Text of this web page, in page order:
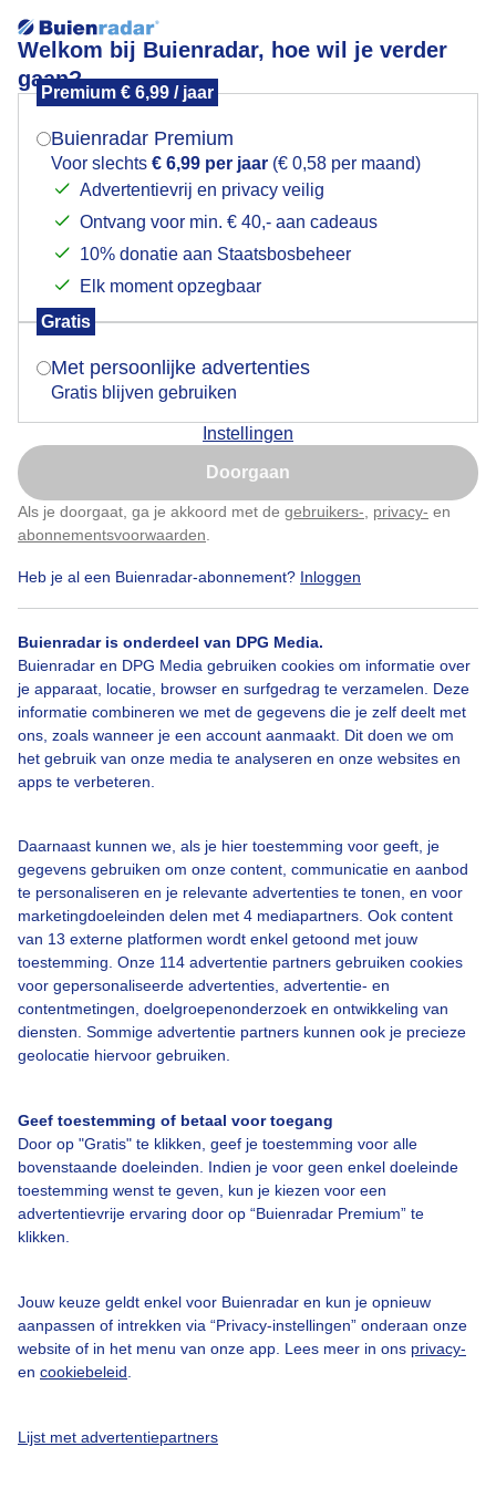
Welkom bij Buienradar, hoe wil je verder
gaan?
Premium € 6,99 / jaar
Buienradar Premium
Voor slechts € 6,99 per jaar (€ 0,58 per maand)
Advertentievrij en privacy veilig
Ontvang voor min. € 40,- aan cadeaus
10% donatie aan Staatsbosbeheer
Elk moment opzegbaar
Gratis
Met persoonlijke advertenties
Gratis blijven gebruiken
Instellingen
Doorgaan
Als je doorgaat, ga je akkoord met de gebruikers- privacy- en
abonnementsvoorwaarden
Heb je al een Buienradar-abonnement? Inloggen
Buienradar is onderdeel van DPG Media.
Buienradar en DPG Media gebruiken cookies om informatie over
je apparaat, locatie, browser en surfgedrag te verzamelen. Deze
informatie combineren we met de gegevens die je zelf deelt met
ons, zoals wanneer je een account aanmaakt. Dit doen we om
het gebruik van onze media te analyseren en onze websites en
apps te verbeteren.
Daarnaast kunnen we, als je hier toestemming voor geeft, je
gegevens gebruiken om onze content, communicatie en aanbod
te personaliseren en je relevante advertenties te tonen, en voor
marketingdoeleinden delen met 4 mediapartners. Ook content
van 13 externe platformen wordt enkel getoond met jouw
toestemming. Onze 114 advertentie partners gebruiken cookies
voor gepersonaliseerde advertenties, advertentie- en
contentmetingen, doelgroepenonderzoek en ontwikkeling van
diensten. Sommige advertentie partners kunnen ook je precieze
geolocatie hiervoor gebruiken.
Geef toestemming of betaal voor toegang
Door op "Gratis" te klikken, geef je toestemming voor alle
bovenstaande doeleinden. Indien je voor geen enkel doeleinde
toestemming wenst te geven, kun je kiezen voor een
advertentievrije ervaring door op “Buienradar Premium” te
klikken.
Jouw keuze geldt enkel voor Buienradar en kun je opnieuw
aanpassen of intrekken via “Privacy-instellingen” onderaan onze
website of in het menu van onze app. Lees meer in ons privacy-
en cookiebeleid
Lijst met advertentiepartners
bewolking
Door: Peter van der Schoot Gemaakt: 28-07-2025, 59x bekeken
Wolken
Bekijk slideshow
Over Buienradar
Bedrijfsgegevens
Contact
Toegankelijkheid
Gebruikersvoorwaarden
Adverteren
Privacy beleid
Cookie beleid
Mogen we je locatie gebruiken voor het
Indien je hier nog geen akkoord op hebt gegeven,
verschijnt er zo een pop-up uit je browser waarin
Is goed, toon de popup
Nu niet, misschien later
Klik hierom dit aan te passen